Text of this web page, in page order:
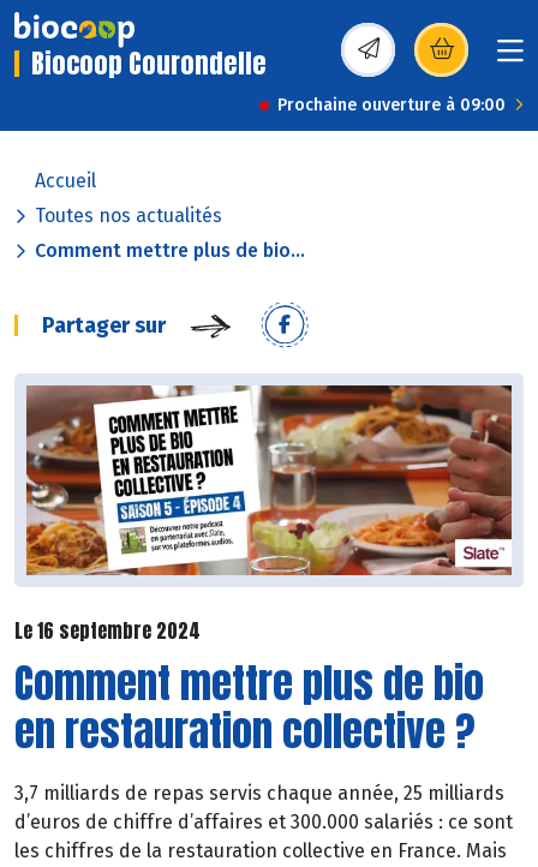
Biocoop Courondelle (s’ouvre dans une
Prochaine ouverture à 09:00
Accueil
Toutes nos actualités
Comment mettre plus de bio...
Partager sur
Le 16 septembre 2024
Comment mettre plus de bio
en restauration collective ?
3,7 milliards de repas servis chaque année, 25 milliards
d’euros de chiffre d’affaires et 300.000 salariés : ce sont
les chiffres de la restauration collective en France. Mais